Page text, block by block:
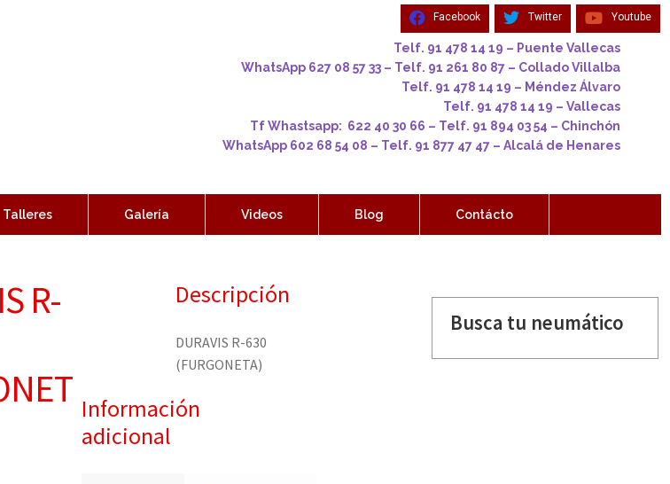
Facebook Twitter Youtube
Telf. 91 478 14 19 – Puente Vallecas
WhatsApp 627 08 57 33 – Telf. 91 261 80 87 – Collado Villalba
Telf. 91 478 14 19 – Méndez Álvaro
Telf. 91 478 14 19 – Vallecas
Tf Whastsapp: 622 40 30 66 – Telf. 91 894 03 54 – Chinchón
WhatsApp 602 68 54 08 – Telf. 91 877 47 47 – Alcalá de Henares
Talleres Galería Videos Blog Contácto
R-
Descripción
DURAVIS R-630
(FURGONETA)
Información
adicional
Busca tu neumático